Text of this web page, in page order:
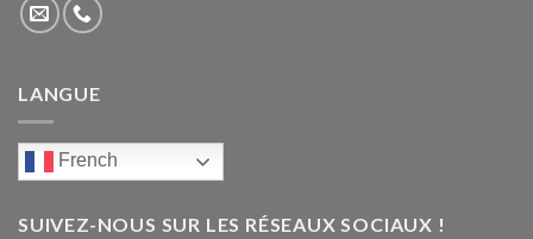
LANGUE
French
SUIVEZ-NOUS SUR LES RÉSEAUX SOCIAUX !